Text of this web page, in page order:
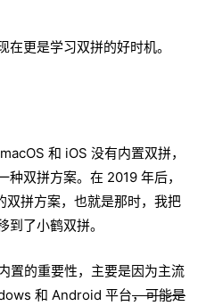
更是学习双拼的好时机。
和 iOS 没有内置双拼，
双拼方案。在 2019 年后，
双拼方案，也就是那时，我把
到了小鹤双拼。
置的重要性，主要是因为主流
和 Android 平台，可能是